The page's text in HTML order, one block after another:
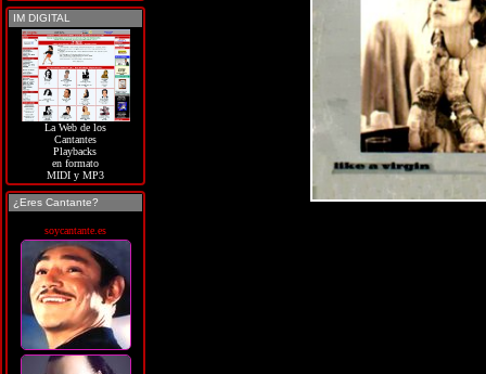
IM DIGITAL
La Web de los
Cantantes
Playbacks
en formato
MIDI y MP3
¿Eres Cantante?
soycantante.es